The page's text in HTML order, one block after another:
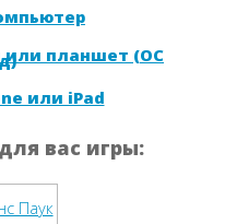
или планшет (ОС
или iPad
вас игры: